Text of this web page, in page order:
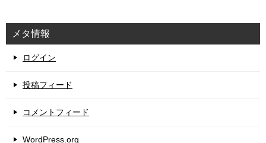
メタ情報
ログイン
投稿フィード
コメントフィード
WordPress.org